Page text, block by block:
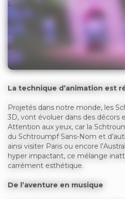
La technique d’animation est
Projetés dans notre monde, les
3D, vont évoluer dans des décors
Attention aux yeux, car la
du Schtroumpf Sans-Nom et
ainsi visiter Paris ou encore
hyper impactant, ce mélange
carrément esthétique.
De l’aventure en musique